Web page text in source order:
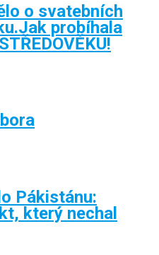
o svatebních
probíhala
Pákistánu:
který nechal